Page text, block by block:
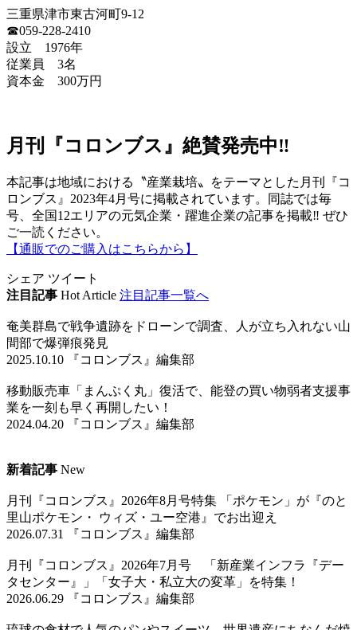
三重県津市東古河町9-12
☎059-228-2410
設立 1976年
従業員 3名
資本金 300万円
月刊『コロンブス』絶賛発売中‼
本記事は地域における〝産業栽培〟をテーマとした月刊『コ
ロンブス』2023年4月号に掲載されています。同誌では毎
号、全国12エリアの元気企業・躍進企業の記事を掲載‼ ぜひ
ご一読ください。
【通販でのご購入はこちらから】
シェア ツイート
注目記事 Hot Article 注目記事一覧へ
奄美群島で戦争遺跡をドローンで調査、人が立ち入れない山
間部で爆弾痕発見
2025.10.10 『コロンブス』編集部
移動販売車「まんぷく丸」復活で、能登の買い物弱者支援事
業を一刻も早く再開したい！
2024.04.20 『コロンブス』編集部
新着記事 New
月刊『コロンブス』2026年8月号特集 「ポケモン」が『のと
里山ポケモン・ ウィズ・ユー空港』でお出迎え
2026.07.31 『コロンブス』編集部
月刊『コロンブス』2026年7月号 「新産業インフラ『デー
タセンター』」「女子大・私立大の変革」を特集！
2026.06.29 『コロンブス』編集部